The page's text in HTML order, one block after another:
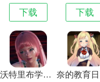
下载 下载
沃特里布学院1.3攻略_沃特里布学院